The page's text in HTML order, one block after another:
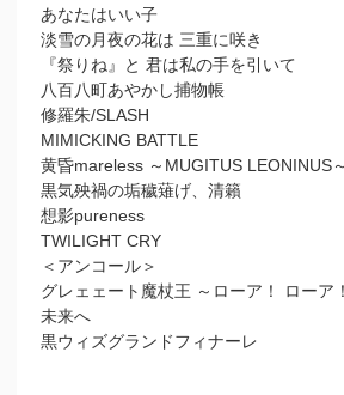
あなたはいい子
淡雪の月夜の花は 三重に咲き
『祭りね』と 君は私の手を引いて
八百八町あやかし捕物帳
修羅朱/SLASH
MIMICKING BATTLE
黄昏mareless ～MUGITUS LEONINUS～
黒気殃禍の垢穢薙げ、清籟
想影pureness
TWILIGHT CRY
＜アンコール＞
グレェェート魔杖王 ～ローア！ ローア
未来へ
黒ウィズグランドフィナーレ